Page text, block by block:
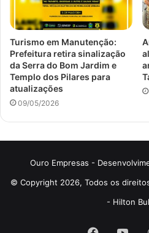
Turismo em Manutenção:
Prefeitura retira sinalização
da Serra do Bom Jardim e
Templo dos Pilares para
atualizações
09/05/2026
Ouro Empresas -
© Copyright 2026, Todos os
- Hilton